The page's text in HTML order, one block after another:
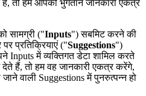
तो हम आपकी भुगतान जानकारी एकत्र
सामग्री ("Inputs") सबमिट करने की
प्रतिक्रियाएं ("Suggestions")
Inputs में व्यक्तिगत डेटा शामिल करते
देते हैं, तो हम वह जानकारी एकत्र करेंगे,
जाने वाली Suggestions में पुनरुत्पन्न हो